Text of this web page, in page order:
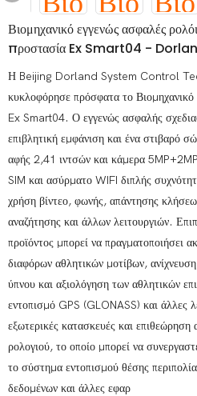
Βιομηχανικό εγγενώς ασφαλές
προστασία Ex Smart04 -
Η Beijing Dorland System Control
κυκλοφόρησε πρόσφατα το
Ex Smart04. Ο εγγενώς ασφαλής
επιβλητική εμφάνιση και ένα στιβαρό
αφής 2,41 ιντσών και κάμερα
SIM και ασύρματο WIFI διπλής
χρήση βίντεο, φωνής, απάντησης
αναζήτησης και άλλων λειτουργιών.
προϊόντος μπορεί να πραγματοποιήσει
διαφόρων αθλητικών μοτίβων,
ύπνου και αξιολόγηση των αθλητικών
εντοπισμό GPS (GLONASS) και άλλες
εξωτερικές κατασκευές και
ρολογιού, το οποίο μπορεί να
το σύστημα εντοπισμού θέσης
δεδομένων και άλλες εφαρ